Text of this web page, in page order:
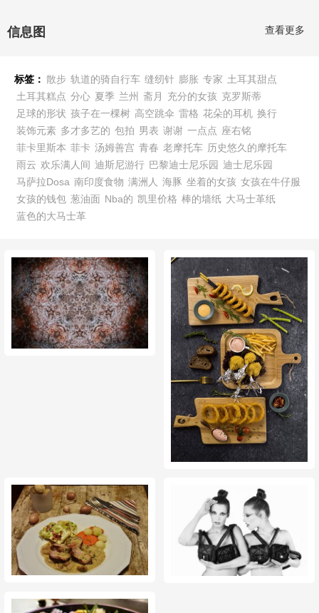
查看更多
信息图
标签： 散步 轨道的骑自行车 缝纫针 膨胀 专家 土耳其甜点
土耳其糕点 分心 夏季 兰州 斋月 充分的女孩 克罗斯蒂
足球的形状 孩子在一棵树 高空跳伞 雷格 花朵的耳机 换行
装饰元素 多才多艺的 包拍 男表 谢谢 一点点 座右铭
菲卡里斯本 菲卡 汤姆善宫 青春 老摩托车 历史悠久的摩托车
雨云 欢乐满人间 迪斯尼游行 巴黎迪士尼乐园 迪士尼乐园
马萨拉Dosa 南印度食物 满洲人 海豚 坐着的女孩 女孩在牛仔服
女孩的钱包 葱油面 Nba的 凯里价格 棒的墙纸 大马士革纸
蓝色的大马士革